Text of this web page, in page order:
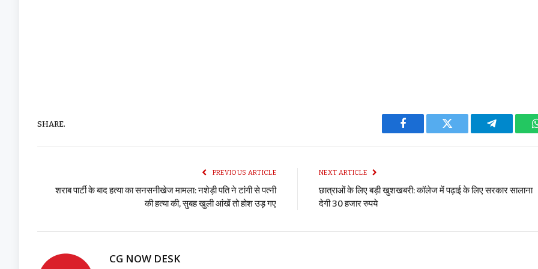
SHARE.
Facebook Twitter Telegram
PREVIOUS ARTICLE
शराब पार्टी के बाद हत्या का सनसनीखेज मामला: नशेड़ी पति ने टांगी से पत्नी
की हत्या की, सुबह खुली आंखें तो होश उड़ गए
NEXT ARTICLE
छात्राओं के लिए बड़ी खुशखबरी: कॉलेज में पढ़ाई के लिए सरकार सालाना
देगी 30 हजार रुपये
CG NOW DESK